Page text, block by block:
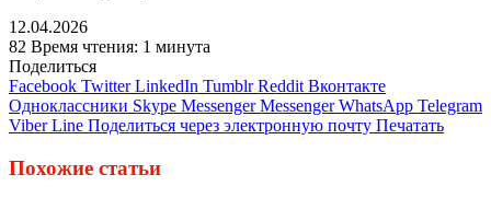
12.04.2026
82 Время чтения: 1 минута
Поделиться
Facebook Twitter LinkedIn Tumblr Reddit Вконтакте
Одноклассники Skype Messenger Messenger WhatsApp Telegram
Viber Line Поделиться через электронную почту Печатать
Похожие статьи